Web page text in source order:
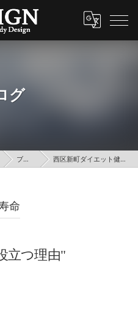
グ
ブログ 西区新町ダイエット健康寿命
命
立つ理由"